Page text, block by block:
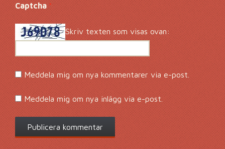
Captcha*
Skriv texten som visas ovan:
Meddela mig om nya kommentarer via e-post.
Meddela mig om nya inlägg via e-post.